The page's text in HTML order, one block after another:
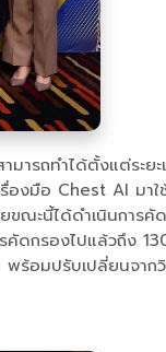
รถทำได้ตั้งแต่ระย
รื่องมือ Chest AI
ยขณะนี้ได้ดำเนินกา
ดกรองไปแล้วถึง
ร้อมปรับเปลี่ยนจา